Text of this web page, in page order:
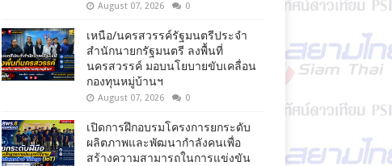
August 07, 2026 0
เหนือ/นครสวรรค์รัฐมนตรีประจำ
สำนักนายกรัฐมนตรี ลงพื้นที่
นครสวรรค์ มอบนโยบายขับเคลื่อน
กองทุนหมู่บ้านฯ
August 07, 2026 0
เปิดการฝึกอบรมโครงการยกระดับ
ผลิตภาพและพัฒนากำลังคนเพื่อ
สร้างความสามารถในการแข่งขัน